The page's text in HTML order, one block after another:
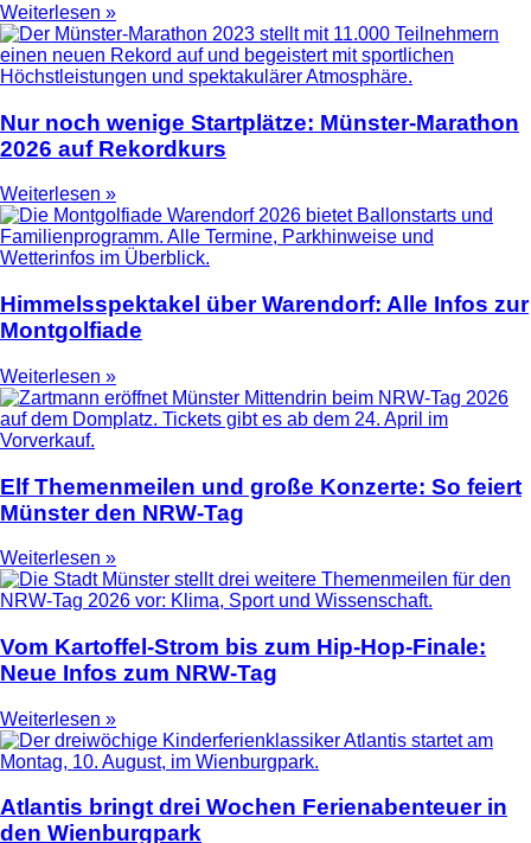
Weiterlesen »
Nur noch wenige Startplätze: Münster-Marathon
2026 auf Rekordkurs
Weiterlesen »
Himmelsspektakel über Warendorf: Alle Infos zur
Montgolfiade
Weiterlesen »
Elf Themenmeilen und große Konzerte: So feiert
Münster den NRW-Tag
Weiterlesen »
Vom Kartoffel-Strom bis zum Hip-Hop-Finale:
Neue Infos zum NRW-Tag
Weiterlesen »
Atlantis bringt drei Wochen Ferienabenteuer in
den Wienburgpark